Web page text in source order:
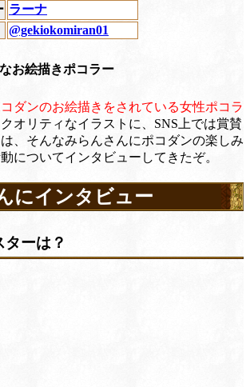
ラーナ
@gekiokomiran01
お絵描きポコラー
ダンのお絵描きをされている女性ポコラ
オリティなイラストに、SNS上では賞賛
、そんなみらんさんにポコダンの楽しみ
についてインタビューしてきたぞ。
にインタビュー
ーは？